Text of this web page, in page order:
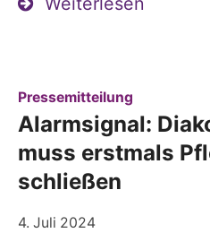
Pressemitteilung
Alarmsignal:
muss erstmals
schließen
4. Juli 2024